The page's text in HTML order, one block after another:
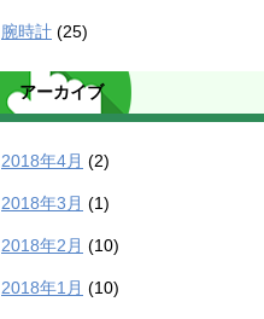
腕時計 (25)
アーカイブ
2018年4月 (2)
2018年3月 (1)
2018年2月 (10)
2018年1月 (10)